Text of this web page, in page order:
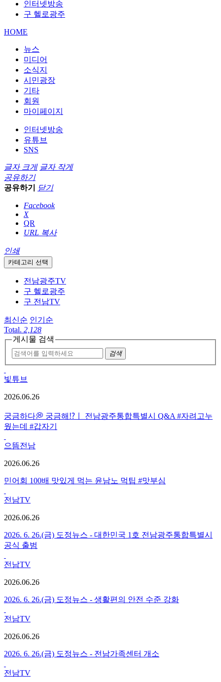
인터넷방송
구 헬로광주
HOME
뉴스
미디어
소식지
시민광장
기타
회원
마이페이지
인터넷방송
유튜브
SNS
글자 크게 글자 작게
공유하기
공유하기
닫기
Facebook
X
QR
URL 복사
인쇄
카테고리 선택
전남광주TV
구 헬로광주
구 전남TV
최신순 인기순
Total. 2,128
게시물 검색
검색
빛튜브
2026.06.26
궁금하다💭 궁금해⁉️ㅣ 전남광주통합특별시 Q&A #자려고누
웠는데 #갑자기
으뜸전남
2026.06.26
민어회 100배 맛있게 먹는 윤남노 먹팁 #맛부심
전남TV
2026.06.26
2026. 6. 26.(금) 도정뉴스 - 대한민국 1호 전남광주통합특별시
공식 출범
전남TV
2026.06.26
2026. 6. 26.(금) 도정뉴스 - 생활편의 안전 수준 강화
전남TV
2026.06.26
2026. 6. 26.(금) 도정뉴스 - 전남가족센터 개소
전남TV